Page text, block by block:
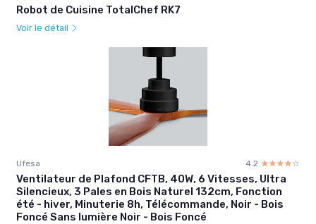
Robot de Cuisine TotalChef RK7
Voir le détail
Ufesa 4.2 ☆☆☆☆☆
★★★★★
Ventilateur de Plafond CFTB, 40W, 6 Vitesses, Ultra
Silencieux, 3 Pales en Bois Naturel 132cm, Fonction
été - hiver, Minuterie 8h, Télécommande, Noir - Bois
Foncé Sans lumière Noir - Bois Foncé